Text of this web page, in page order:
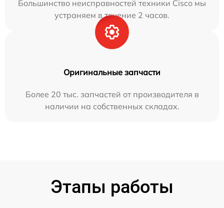
Большинство неисправностей техники Cisco мы
устраняем в течение 2 часов.
Оригинальные запчасти
Более 20 тыс. запчастей от производителя в
наличии на собственных складах.
Этапы работы